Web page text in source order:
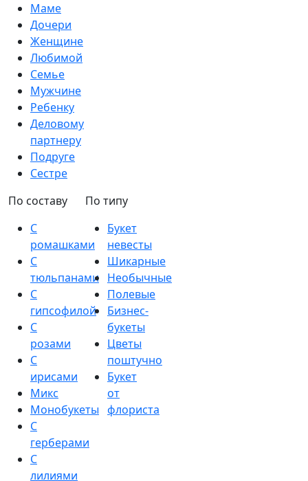
Маме
Дочери
Женщине
Любимой
Семье
Мужчине
Ребенку
Деловому
партнеру
Подруге
Сестре
По составу
С
ромашками
С
тюльпанами
С
гипсофилой
С
розами
С
ирисами
Микс
Монобукеты
С
герберами
С
лилиями
По типу
Букет
невесты
Шикарные
Необычные
Полевые
Бизнес-
букеты
Цветы
поштучно
Букет
от
флориста